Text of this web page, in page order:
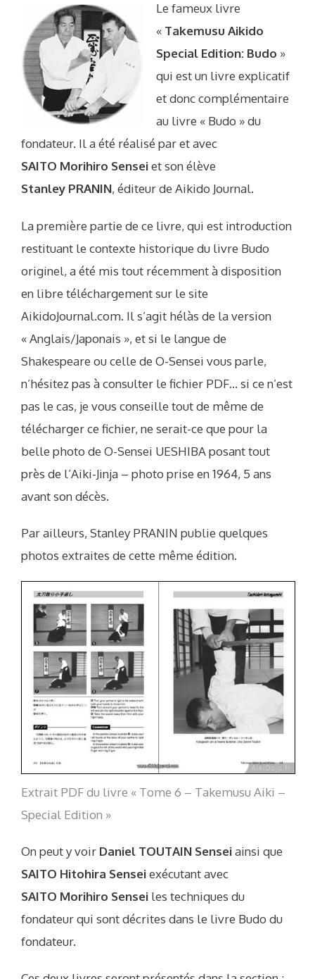
Le fameux livre
« Takemusu Aikido
Special Edition: Budo »
qui est un livre explicatif
et donc complémentaire
au livre « Budo » du
fondateur. Il a été réalisé par et avec
SAITO Morihiro Senseiet son élève
Stanley PRANIN, éditeur de Aikido Journal.
La première partie de ce livre, qui est introduction
restituant le contexte historique du livre Budo
originel, a été mis tout récemment à disposition
en libre téléchargement sur le site
AikidoJournal.com. Il s’agit hélàs de la version
« Anglais/Japonais », et si le langue de
Shakespeare ou celle de O-Sensei vous parle,
n’hésitez pas à consulter le fichier PDF… si ce n’est
pas le cas, je vous conseille tout de même de
télécharger ce fichier, ne serait-ce que pour la
belle photo de O-Sensei UESHIBA posant tout
près de l’Aiki-Jinja – photo prise en 1964, 5 ans
avant son décès.
Par ailleurs, Stanley PRANIN publie quelques
photos extraites de cette même édition.
Extrait PDF du livre « Tome 6 – Takemusu Aiki –
Special Edition »
On peut y voir Daniel TOUTAIN Senseiainsi que
SAITO Hitohira Senseiexécutant avec
SAITO Morihiro Sensei les techniques du
fondateur qui sont décrites dans le livre Budo du
fondateur.